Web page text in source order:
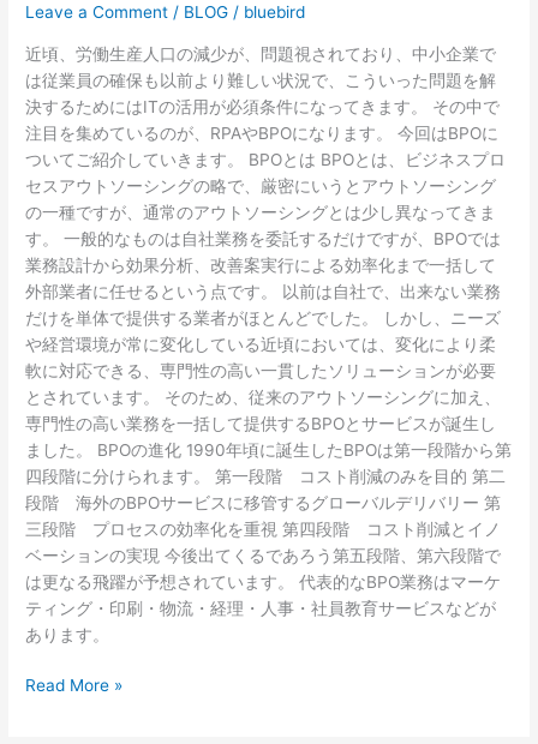
Leave a Comment / BLOG / bluebird
近頃、労働生産人口の減少が、問題視されており、中小企業で
は従業員の確保も以前より難しい状況で、こういった問題を解
決するためにはITの活用が必須条件になってきます。 その中で
注目を集めているのが、RPAやBPOになります。 今回はBPOに
ついてご紹介していきます。 BPOとは BPOとは、ビジネスプロ
セスアウトソーシングの略で、厳密にいうとアウトソーシング
の一種ですが、通常のアウトソーシングとは少し異なってきま
す。 一般的なものは自社業務を委託するだけですが、BPOでは
業務設計から効果分析、改善案実行による効率化まで一括して
外部業者に任せるという点です。 以前は自社で、出来ない業務
だけを単体で提供する業者がほとんどでした。 しかし、ニーズ
や経営環境が常に変化している近頃においては、変化により柔
軟に対応できる、専門性の高い一貫したソリューションが必要
とされています。 そのため、従来のアウトソーシングに加え、
専門性の高い業務を一括して提供するBPOとサービスが誕生し
ました。 BPOの進化 1990年頃に誕生したBPOは第一段階から第
四段階に分けられます。 第一段階 コスト削減のみを目的 第二
段階 海外のBPOサービスに移管するグローバルデリバリー 第
三段階 プロセスの効率化を重視 第四段階 コスト削減とイノ
ベーションの実現 今後出てくるであろう第五段階、第六段階で
は更なる飛躍が予想されています。 代表的なBPO業務はマーケ
ティング・印刷・物流・経理・人事・社員教育サービスなどが
あります。
Read More »